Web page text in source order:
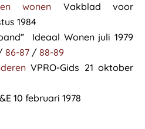
wonen Vakblad voor
1984
Ideaal Wonen juli 1979
86-87 / 88-89
VPRO-Gids 21 oktober
10 februari 1978